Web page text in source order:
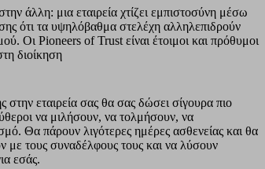
άλλη: μια εταιρεία χτίζει εμπιστοσύνη μέσω
ότι τα υψηλόβαθμα στελέχη αλληλεπιδρούν
Οι Pioneers of Trust είναι έτοιμοι και πρόθυμοι
διοίκηση
στην εταιρεία σας θα σας δώσει σίγουρα πιο
να μιλήσουν, να τολμήσουν, να
Θα πάρουν λιγότερες ημέρες ασθενείας και θα
με τους συναδέλφους τους και να λύσουν
εσάς.